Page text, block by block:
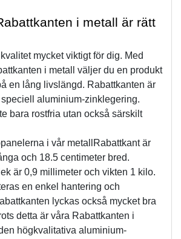
i metall är rätt
mycket viktigt för dig. Med
i metall väljer du en produkt
en lång livslängd. Rabattkanten är
aluminium-zinklegering.
bara rostfria utan också särskilt
i vår metallRabattkant är
och 18.5 centimeter bred.
är 0,9 millimeter och vikten 1 kilo.
en enkel hantering och
lyckas också mycket bra
detta är våra Rabattkanten i
högkvalitativa aluminium-